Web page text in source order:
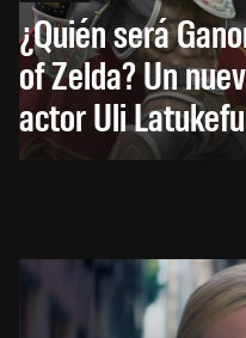
¿Quién será
of Zelda? Un
actor Uli Latukefu